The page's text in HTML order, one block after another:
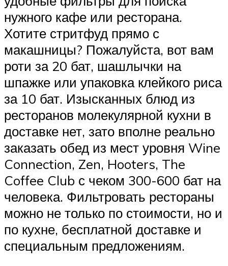
нужного кафе или ресторана.
Хотите стритфуд прямо с
макашницы? Пожалуйста, вот вам
роти за 20 бат, шашлычки на
шпажке или упаковка клейкого риса
за 10 бат. Изысканных блюд из
ресторанов молекулярной кухни в
доставке нет, зато вполне реально
заказать обед из мест уровня Wine
Connection, Zen, Hooters, The
Coffee Club с чеком 300-600 бат на
человека. Фильтровать рестораны
можно не только по стоимости, но и
по кухне, бесплатной доставке и
специальным предложениям.